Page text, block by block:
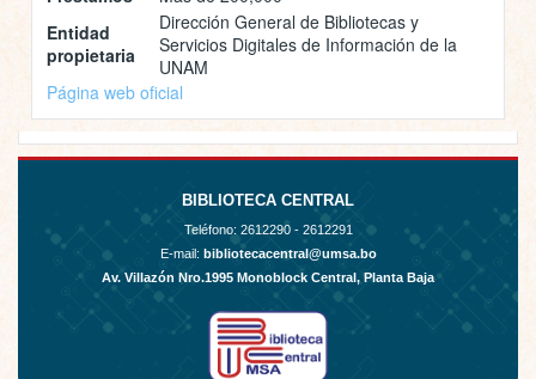
Entidad
propietaria
Dirección General de Bibliotecas y
Servicios Digitales de Información de la
UNAM
Página web oficial
BIBLIOTECA CENTRAL
Teléfono: 2612290 - 2612291
E-mail: bibliotecacentral@umsa.bo
Av. Villazón Nro.1995 Monoblock Central, Planta Baja